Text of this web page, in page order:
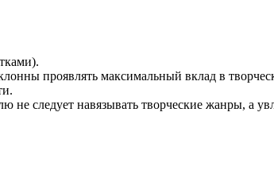
проявлять максимальный вклад в
следует навязывать творческие жанры, а